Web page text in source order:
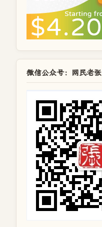
微信公众号：网民老张